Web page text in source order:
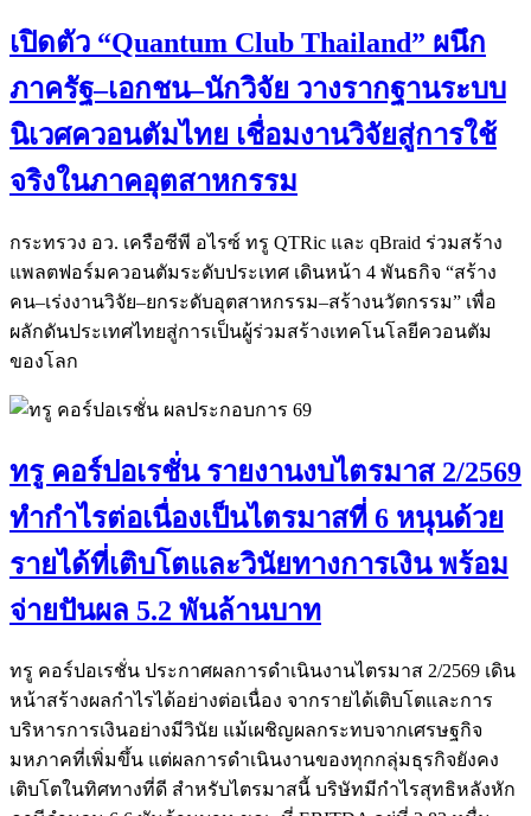
เปิดตัว “Quantum Club Thailand” ผนึก
ภาครัฐ–เอกชน–นักวิจัย วางรากฐานระบบ
นิเวศควอนตัมไทย เชื่อมงานวิจัยสู่การใช้
จริงในภาคอุตสาหกรรม
กระทรวง อว. เครือซีพี อไรซ์ ทรู QTRic และ qBraid ร่วมสร้าง
แพลตฟอร์มควอนตัมระดับประเทศ เดินหน้า 4 พันธกิจ “สร้าง
คน–เร่งงานวิจัย–ยกระดับอุตสาหกรรม–สร้างนวัตกรรม” เพื่อ
ผลักดันประเทศไทยสู่การเป็นผู้ร่วมสร้างเทคโนโลยีควอนตัม
ของโลก
ทรู คอร์ปอเรชั่น รายงานงบไตรมาส 2/2569
ทำกำไรต่อเนื่องเป็นไตรมาสที่ 6 หนุนด้วย
รายได้ที่เติบโตและวินัยทางการเงิน พร้อม
จ่ายปันผล 5.2 พันล้านบาท
ทรู คอร์ปอเรชั่น ประกาศผลการดำเนินงานไตรมาส 2/2569 เดิน
หน้าสร้างผลกำไรได้อย่างต่อเนื่อง จากรายได้เติบโตและการ
บริหารการเงินอย่างมีวินัย แม้เผชิญผลกระทบจากเศรษฐกิจ
มหภาคที่เพิ่มขึ้น แต่ผลการดำเนินงานของทุกกลุ่มธุรกิจยังคง
เติบโตในทิศทางที่ดี สำหรับไตรมาสนี้ บริษัทมีกำไรสุทธิหลังหัก